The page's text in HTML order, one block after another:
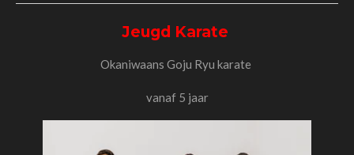
Jeugd Karate
Okaniwaans Goju Ryu karate
vanaf 5 jaar